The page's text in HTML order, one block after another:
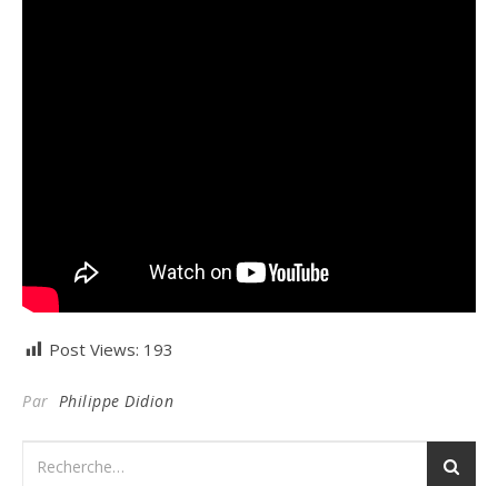
Post Views: 193
Par Philippe Didion